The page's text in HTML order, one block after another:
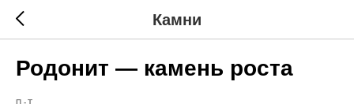
Камни
Родонит — камень роста
П-Т